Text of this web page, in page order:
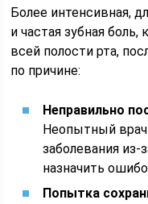
Более интенсивная,
и частая зубная боль,
всей полости рта,
по причине:
Неправильно
Неопытный
заболевания
назначить
Попытка